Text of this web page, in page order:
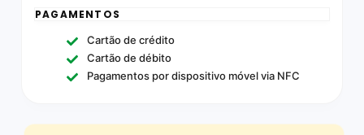
PAGAMENTOS
Cartão de crédito
Cartão de débito
Pagamentos por dispositivo móvel via NFC